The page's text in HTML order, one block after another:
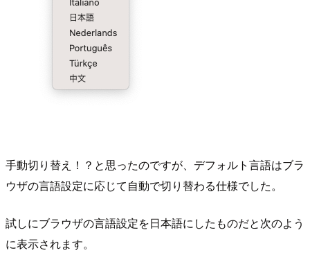
手動切り替え！？と思ったのですが、デフォルト言語はブラ
ウザの言語設定に応じて自動で切り替わる仕様でした。
試しにブラウザの言語設定を日本語にしたものだと次のよう
に表示されます。